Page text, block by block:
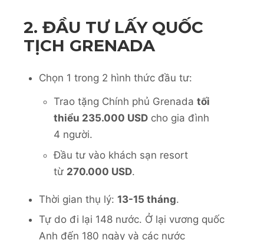
2. ĐẦU TƯ LẤY QUỐC
TỊCH GRENADA
Chọn 1 trong 2 hình thức đầu tư:
Trao tặng Chính phủ Grenada tối
thiểu 235.000 USD cho gia đình
4 người.
Đầu tư vào khách sạn resort
từ 270.000 USD.
Thời gian thụ lý: 13-15 tháng.
Tự do đi lại 148 nước. Ở lại vương quốc
Anh đến 180 ngày và các nước